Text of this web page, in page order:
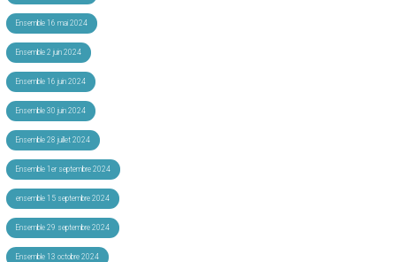
Ensemble 16 mai 2024
Ensemble 2 juin 2024
Ensemble 16 juin 2024
Ensemble 30 juin 2024
Ensemble 28 juillet 2024
Ensemble 1er septembre 2024
ensemble 15 septembre 2024
Ensemble 29 septembre 2024
Ensemble 13 octobre 2024